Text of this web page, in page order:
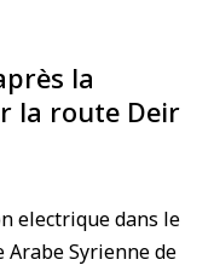
la
la route Deir